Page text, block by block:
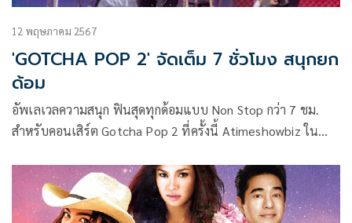
12 พฤษภาคม 2567
'GOTCHA POP 2' จัดเต็ม 7 ชั่วโมง สนุกยก
ด้อม
อัพเลเวลความสนุก ฟินสุดทุกด้อมแบบ Non Stop กว่า 7 ชม.
สำหรับคอนเสิร์ต Gotcha Pop 2 ที่ครั้งนี้ Atimeshowbiz ใน
ตกแฟนๆ วัยรุ่นเข้าด้อมหนักกว่าเดิม ด้วยการรวมไลน์อัพศิลปิน
ตัวท็อป T-pop แห่งยุคมาขึ้นเวที จัดมาหมดทั้งบอยแบนด์ เกิร์ล
กรุ้ป และ ศิลปินเดี่ยว ณ Bitec Event Hall